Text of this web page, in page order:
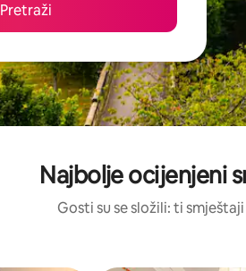
Pretraži
Najbolje ocijenjeni
Gosti su se složili: ti